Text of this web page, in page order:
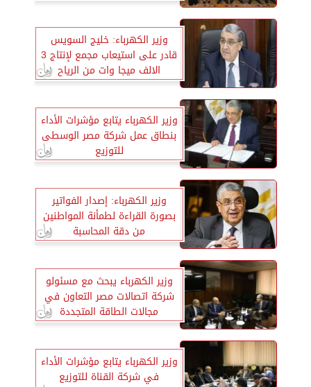
وزير الكهرباء: خليج السويس
قادر على استيعاب مجمع لإنتاج 3
الالف ميجا وات من الرياح
وزير الكهرباء يتابع مؤشرات الأداء
بنطاق عمل شركة مصر الوسطى
للتوزيع
وزير الكهرباء: إصدار الفواتير
بصورة القراءة لطمأنة المواطنين
من دقة المحاسبة
وزير الكهرباء يبحث مع مسئولو
شركة اتصالات مصر التعاون في
مجالات الطاقة المتجددة
وزير الكهرباء يتابع مؤشرات الأداء
في شركة القناة للتوزيع